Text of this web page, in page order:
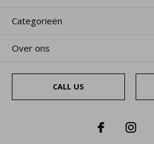
Categorieën
Over ons
CALL US